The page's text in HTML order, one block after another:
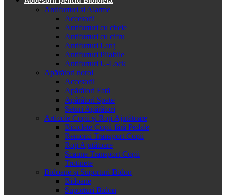
Antifurturi și Alarme
Accesorii
Antifurturi cu cheie
Antifurturi cu cifru
Antifurturi Lanț
Antifurturi Pliabile
Antifurturi U-Lock
Apărători noroi
Accesorii
Apărători Față
Apărători Spate
Seturi Apărători
Articole Copii și Roți Ajutătoare
Biciclete Copii fără Pedale
Remorci Transport Copii
Roți Ajutătoare
Scaune Transport Copii
Trotinete
Bidoane și Suporturi Bidon
Bidoane
Suporturi Bidon